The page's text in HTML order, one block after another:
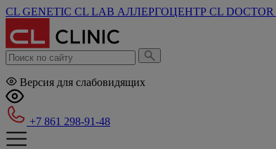
CL GENETIC CL LAB АЛЛЕРГОЦЕНТР CL DOCTOR
Версия для слабовидящих
+7 861 298-91-48